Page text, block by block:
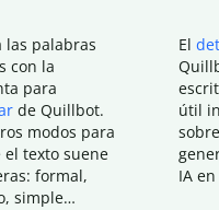
las palabras
con la
para
de Quillbot.
modos para
el texto suene
formal,
simple…
El
útil
IA